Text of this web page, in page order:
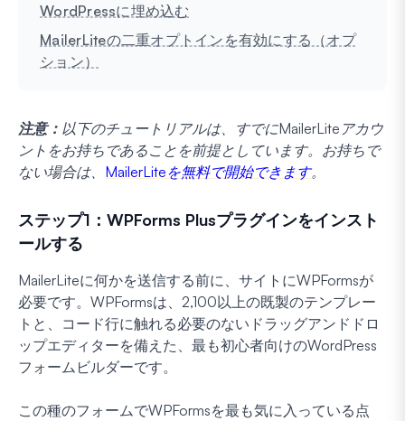
WordPressに埋め込む
MailerLiteの二重オプトインを有効にする（オプ
ション）
注意： 以下のチュートリアルは、すでにMailerLiteアカウ
ントをお持ちであることを前提としています。お持ちで
ない場合は、 MailerLiteを無料で開始できます。
ステップ1：WPForms Plusプラグインをインスト
ールする
MailerLiteに何かを送信する前に、サイトにWPFormsが
必要です。WPFormsは、2,100以上の既製のテンプレー
トと、コード行に触れる必要のないドラッグアンドドロ
ップエディターを備えた、最も初心者向けのWordPress
フォームビルダーです。
この種のフォームでWPFormsを最も気に入っている点